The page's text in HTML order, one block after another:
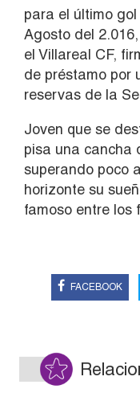
para el último
Agosto del
el Villareal CF,
de préstamo por
reservas de la
Joven que se
pisa una cancha
superando poco
horizonte su
famoso entre los
FACEBOOK